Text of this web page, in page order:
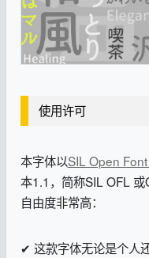
使用许可
本字体以SIL Open
本1.1，简称SIL OFL 或
自由度非常高：
✔ 这款字体无论是个人